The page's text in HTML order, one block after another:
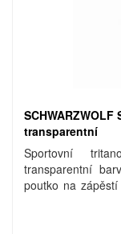
transparentní
Sportovní
transparentní
poutko na zápěstí